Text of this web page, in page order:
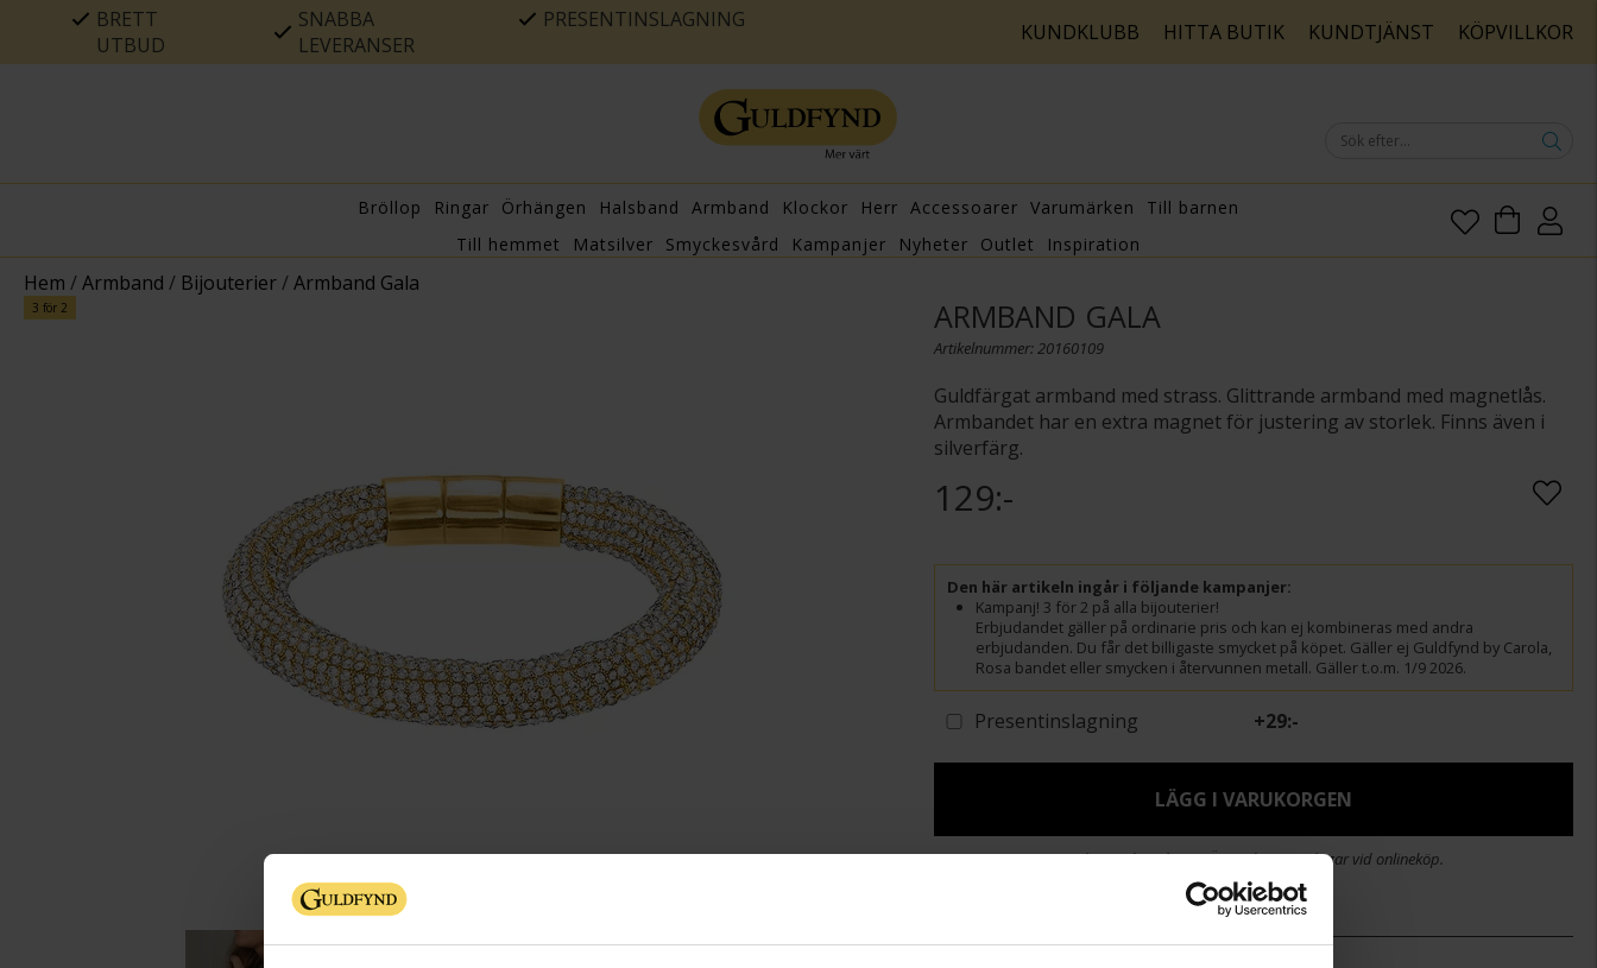
BRETT
UTBUD
SNABBA
LEVERANSER
PRESENTINSLAGNING KUNDKLUBB HITTA BUTIK KUNDTJÄNST KÖPVILLKOR
Bröllop Ringar Örhängen Halsband Armband Klockor Herr Accessoarer Varumärken
Till barnen
Till hemmet
Matsilver Smyckesvård Kampanjer Nyheter Outlet Inspiration
Hem /Armband / Bijouterier/Armband Gala
3 för 2 ARMBAND GALA
Artikelnummer: 20160109
Guldfärgat armband med strass. Glittrande armband med magnetlås.
Armbandet har en extra magnet för justering av storlek. Finns även i
silverfärg.
129:-
Den här artikeln ingår i följande kampanjer:
Kampanj! 3 för 2 på alla bijouterier!
Erbjudandet gäller på ordinarie pris och kan ej kombineras med andra
erbjudanden. Du får det billigaste smycket på köpet. Gäller ej Guldfynd by Carola,
Rosa bandet eller smycken i återvunnen metall. Gäller t.o.m. 1/9 2026.
Presentinslagning +29:-
LÄGG I VARUKORGEN
Lagervara - Leveranstid 2-5 arbetsdagar. Öppet köp i 30 dagar vid onlineköp.